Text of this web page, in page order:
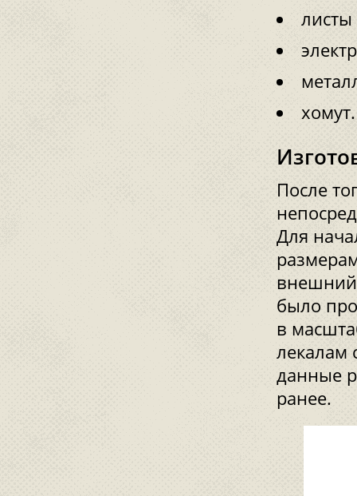
хомут.
После
Для
внешний
было
в
лекалам
данные
ранее.